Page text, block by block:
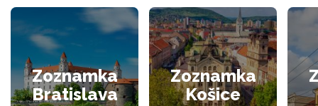
Zoznamka
Bratislava
Zoznamka
Košice